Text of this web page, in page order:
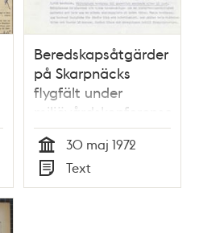
Beredskapsåtgärder
på Skarpnäcks
flygfält under
miljövårdskonferensen
i Stockholm 1972
Tid
30 maj 1972
Typ
Text